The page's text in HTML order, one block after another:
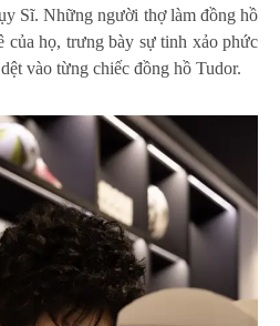
Sĩ. Những người thợ làm đồng hồ
của họ, trưng bày sự tinh xảo phức
vào từng chiếc đồng hồ Tudor.